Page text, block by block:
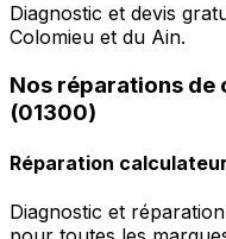
Diagnostic et devis
Colomieu et du Ain.
Nos réparations de
(01300)
Réparation
Diagnostic et